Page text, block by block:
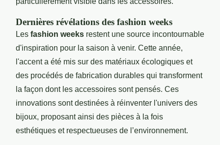
Dernières révélations des fashion weeks
Les fashion weeks restent une source incontournable
d'inspiration pour la saison à venir. Cette année,
l'accent a été mis sur des matériaux écologiques et
des procédés de fabrication durables qui transforment
la façon dont les accessoires sont pensés. Ces
innovations sont destinées à réinventer l'univers des
bijoux, proposant ainsi des pièces à la fois
esthétiques et respectueuses de l’environnement.